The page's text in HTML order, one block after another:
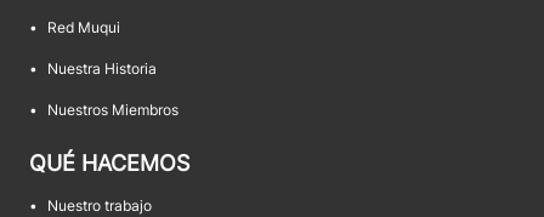
• Red Muqui
• Nuestra Historia
• Nuestros Miembros
QUÉ HACEMOS
• Nuestro trabajo